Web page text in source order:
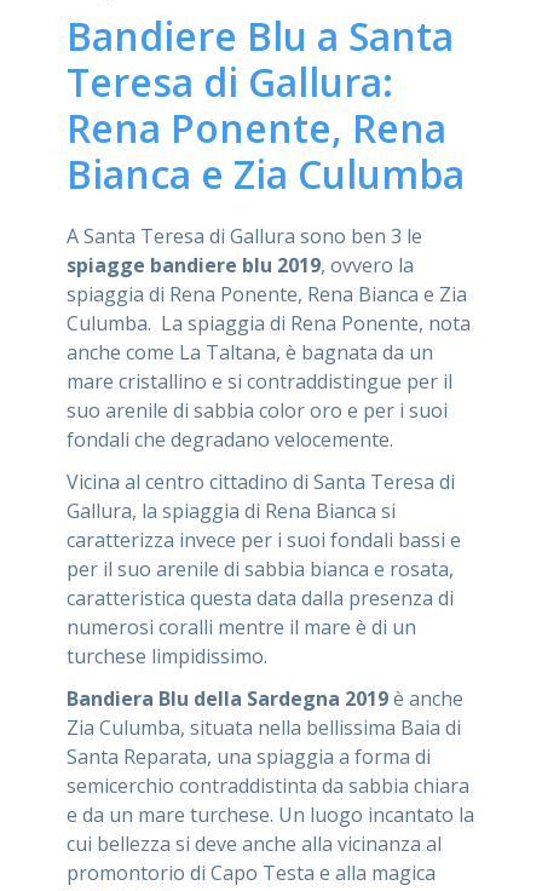
Bandiere Blu a Santa
Teresa di Gallura:
Rena Ponente, Rena
Bianca e Zia Culumba
A Santa Teresa di Gallura sono ben 3 le
spiagge bandiere blu 2019, ovvero la
spiaggia di Rena Ponente, Rena Bianca e Zia
Culumba. La spiaggia di Rena Ponente, nota
anche come La Taltana, è bagnata da un
mare cristallino e si contraddistingue per il
suo arenile di sabbia color oro e per i suoi
fondali che degradano velocemente.
Vicina al centro cittadino di Santa Teresa di
Gallura, la spiaggia di Rena Bianca si
caratterizza invece per i suoi fondali bassi e
per il suo arenile di sabbia bianca e rosata,
caratteristica questa data dalla presenza di
numerosi coralli mentre il mare è di un
turchese limpidissimo.
Bandiera Blu della Sardegna 2019è anche
Zia Culumba, situata nella bellissima Baia di
Santa Reparata, una spiaggia a forma di
semicerchio contraddistinta da sabbia chiara
e da un mare turchese. Un luogo incantato la
cui bellezza si deve anche alla vicinanza al
promontorio di Capo Testa e alla magica